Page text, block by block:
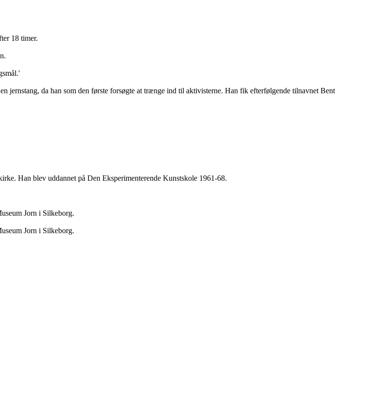
18 timer.
jernstang, da han som den første forsøgte at trænge ind til aktivisterne. Han fik efterfølgende tilnavnet Bent
Han blev uddannet på Den Eksperimenterende Kunstskole 1961-68.
Jorn i Silkeborg.
Jorn i Silkeborg.